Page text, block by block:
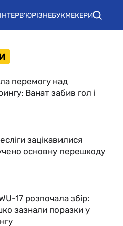
ІНТЕРВ'ЮРІЗНЕБУКМЕКЕРИ
перемогу над
Ванат забив гол і
зацікавилися
основну перешкоду
17 розпочала збір:
зазнали поразки у